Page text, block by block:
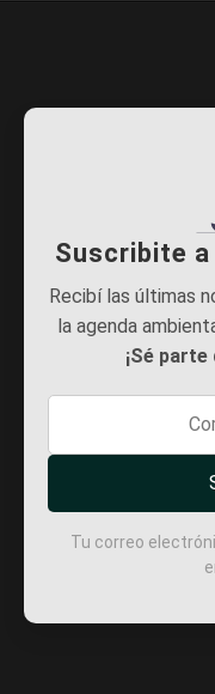
Suscribite
Recibí las últimas
la agenda
¡Sé
Tu correo